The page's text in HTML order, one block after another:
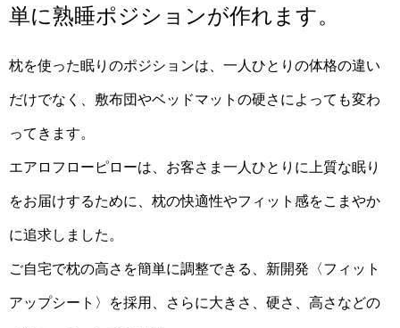
単に熟睡ポジションが作れます。
枕を使った眠りのポジションは、一人ひとりの体格の違い
だけでなく、敷布団やベッドマットの硬さによっても変わ
ってきます。
エアロフローピローは、お客さま一人ひとりに上質な眠り
をお届けするために、枕の快適性やフィット感をこまやか
に追求しました。
ご自宅で枕の高さを簡単に調整できる、新開発〈フィット
アップシート〉を採用、さらに大きさ、硬さ、高さなどの